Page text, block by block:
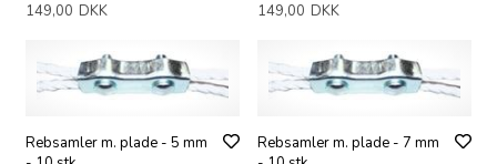
149,00 DKK
149,00 DKK
Rebsamler m. plade - 5 mm
Rebsamler m. plade - 7 mm